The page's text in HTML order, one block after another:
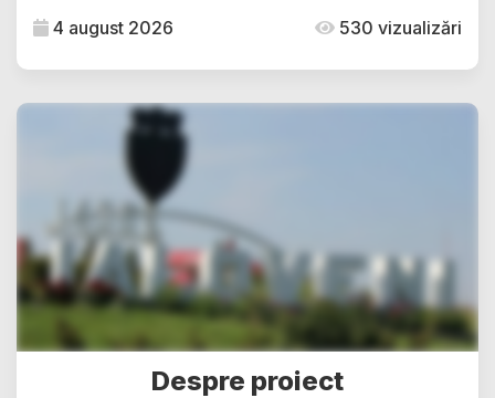
4 august 2026 530 vizualizări
Despre proiect